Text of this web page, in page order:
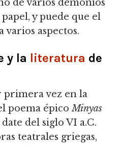
de varios demonios
y puede que el
aspectos.
y la literatura de
primera vez en la
poema épicoMinyas
del siglo VI a.C.
teatrales griegas,